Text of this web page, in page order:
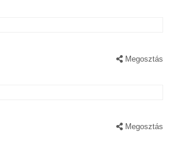
Megosztás
Megosztás